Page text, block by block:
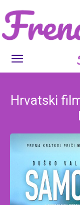
Hrvatski